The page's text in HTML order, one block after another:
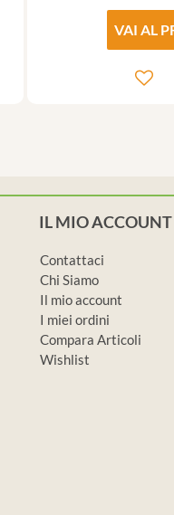
VAI AL
IL MIO ACCOUNT
Contattaci
Chi Siamo
Il mio account
I miei ordini
Compara Articoli
Wishlist